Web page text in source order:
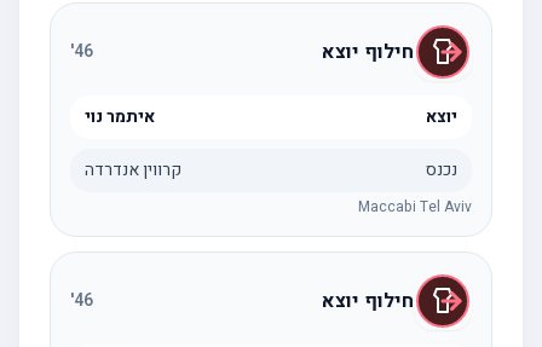
חילוף יוצא 46
'
יוצא איתמר נוי
נכנס קרווין אנדרדה
Maccabi Tel Aviv
חילוף יוצא 46
'